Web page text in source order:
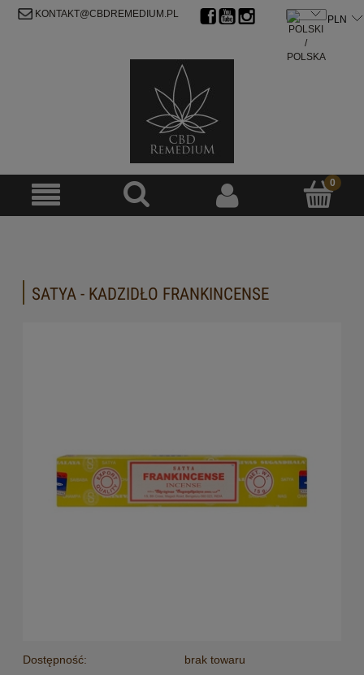
KONTAKT@CBDREMEDIUM.PL
SATYA - KADZIDŁO FRANKINCENSE
Dostępność: brak towaru